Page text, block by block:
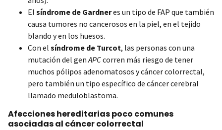
El síndrome de Gardneres un tipo de FAP que también
causa tumores no cancerosos en la piel, en el tejido
blando y en los huesos.
Con el síndrome de Turcot, las personas con una
mutación del genAPCcorren más riesgo de tener
muchos pólipos adenomatosos y cáncer colorrectal,
pero también un tipo específico de cáncer cerebral
llamado meduloblastoma.
Afecciones hereditarias poco comunes
asociadas al cáncer colorrectal